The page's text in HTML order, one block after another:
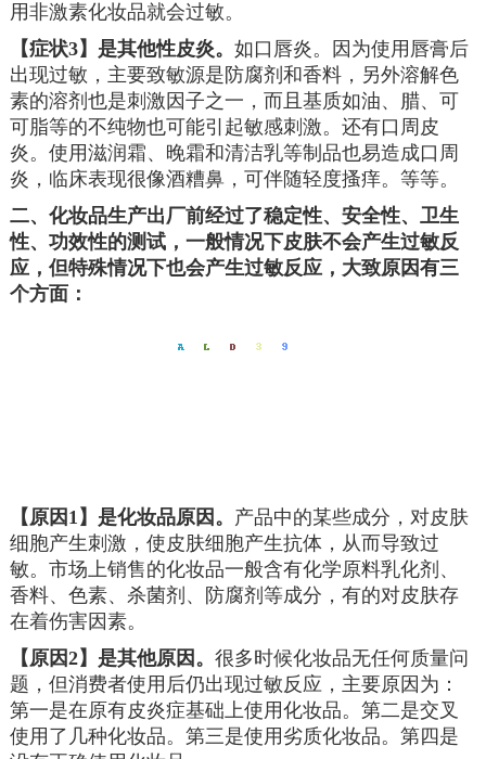
用非激素化妆品就会过敏。
【症状3】是其他性皮炎。 如口唇炎。因为使用唇膏后
出现过敏，主要致敏源是防腐剂和香料，另外溶解色
素的溶剂也是刺激因子之一，而且基质如油、腊、可
可脂等的不纯物也可能引起敏感刺激。还有口周皮
炎。使用滋润霜、晚霜和清洁乳等制品也易造成口周
炎，临床表现很像酒糟鼻，可伴随轻度搔痒。等等。
二、化妆品生产出厂前经过了稳定性、安全性、卫生
性、功效性的测试，一般情况下皮肤不会产生过敏反
应，但特殊情况下也会产生过敏反应，大致原因有三
个方面：
【原因1】是化妆品原因。 产品中的某些成分，对皮肤
细胞产生刺激，使皮肤细胞产生抗体，从而导致过
敏。市场上销售的化妆品一般含有化学原料乳化剂、
香料、色素、杀菌剂、防腐剂等成分，有的对皮肤存
在着伤害因素。
【原因2】是其他原因。 很多时候化妆品无任何质量问
题，但消费者使用后仍出现过敏反应，主要原因为：
第一是在原有皮炎症基础上使用化妆品。第二是交叉
使用了几种化妆品。第三是使用劣质化妆品。第四是